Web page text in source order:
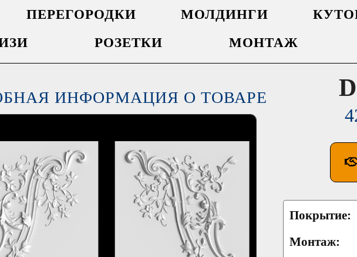
ПЕРЕГОРОДКИ МОЛДИНГИ
РОЗЕТКИ МОНТАЖ
ИНФОРМАЦИЯ О ТОВАРЕ
Покрытие:
Монтаж: